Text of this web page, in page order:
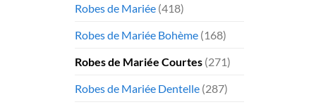
Robes de Mariée (418)
Robes de Mariée Bohème (168)
Robes de Mariée Courtes (271)
Robes de Mariée Dentelle (287)